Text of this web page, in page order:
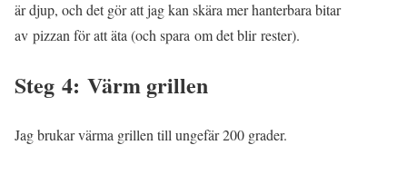
är djup, och det gör att jag kan skära mer hanterbara bitar
av pizzan för att äta (och spara om det blir rester).
Steg 4: Värm grillen
Jag brukar värma grillen till ungefär 200 grader.